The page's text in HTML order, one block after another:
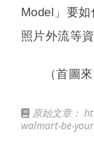
Model」要
照片外流等
（首圖來
原始文章：
walmart-be-